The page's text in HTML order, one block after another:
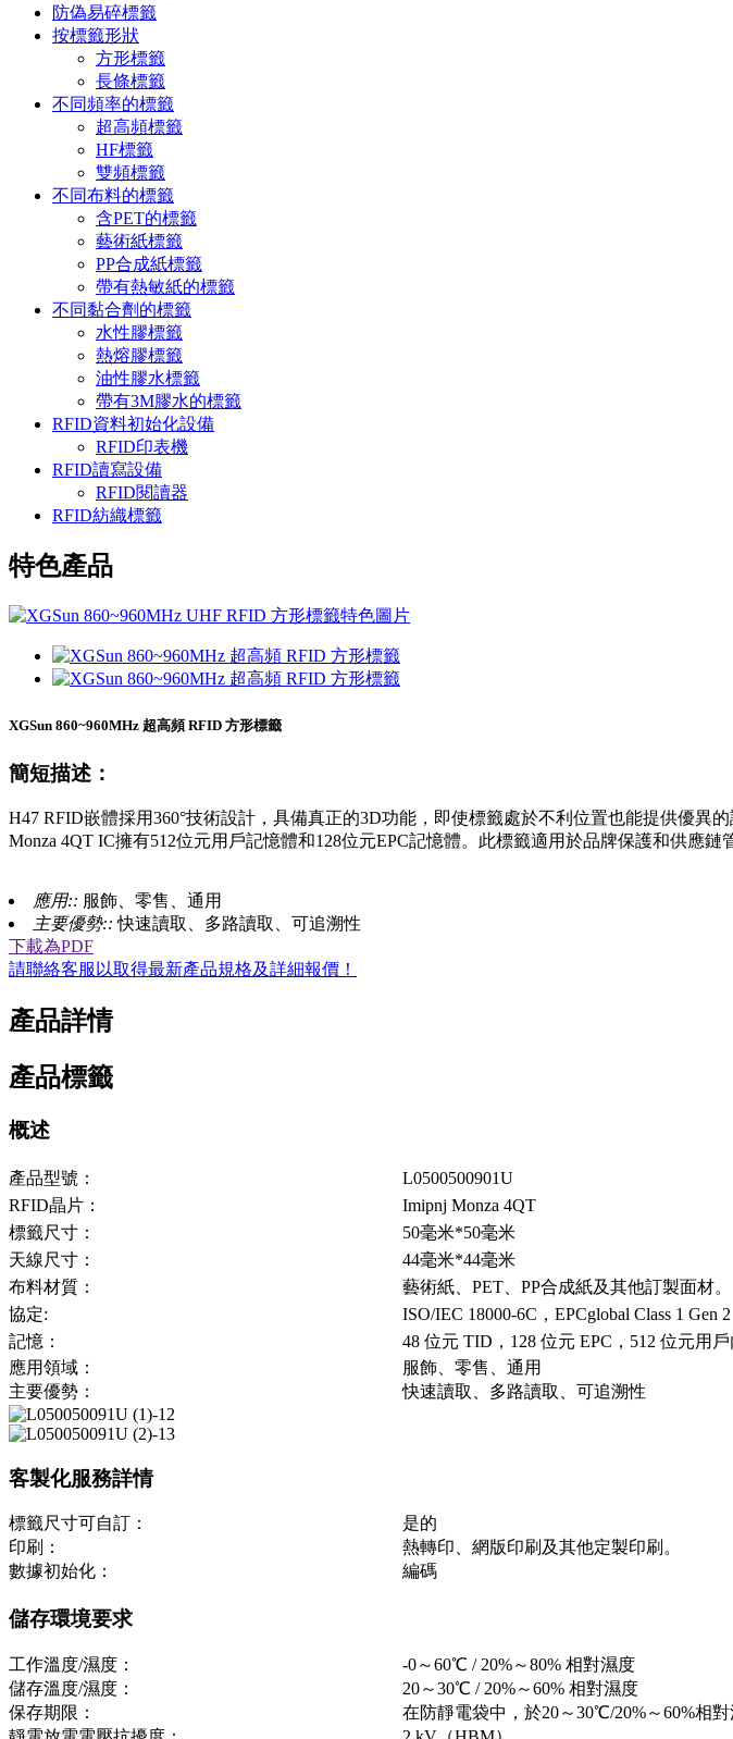
防偽易碎標籤
按標籤形狀
方形標籤
長條標籤
不同頻率的標籤
超高頻標籤
HF標籤
雙頻標籤
不同布料的標籤
含PET的標籤
藝術紙標籤
PP合成紙標籤
帶有熱敏紙的標籤
不同黏合劑的標籤
水性膠標籤
熱熔膠標籤
油性膠水標籤
帶有3M膠水的標籤
RFID資料初始化設備
RFID印表機
RFID讀寫設備
RFID閱讀器
RFID紡織標籤
特色產品
XGSun 860~960MHz 超高頻 RFID 方形標籤
簡短描述：
H47 RFID嵌體採用360°技術設計，具備真正的3D功能，即使標籤處於不利位置也能提供優異
Monza 4QT IC擁有512位元用戶記憶體和128位元EPC記憶體。此標籤適用於品牌保護和供應鏈
應用:: 服飾、零售、通用
主要優勢::快速讀取、多路讀取、可追溯性
下載為PDF
請聯絡客服以取得最新產品規格及詳細報價！
產品詳情
產品標籤
概述
產品型號：
L0500500901U
RFID晶片：
Imipnj Monza 4QT
標籤尺寸：
50毫米*50毫米
天線尺寸：
44毫米*44毫米
布料材質：
藝術紙、PET、PP合成紙及其他訂製面材。
協定:
ISO/IEC 18000-6C，EPCglobal Class 1 Gen 2
記憶：
48 位元 TID，128 位元 EPC，512 位元用
應用領域：
服飾、零售、通用
主要優勢：
快速讀取、多路讀取、可追溯性
客製化服務詳情
標籤尺寸可自訂：
是的
印刷：
熱轉印、網版印刷及其他定製印刷。
數據初始化：
編碼
儲存環境要求
工作溫度/濕度：
-0～60℃ / 20%～80% 相對濕度
儲存溫度/濕度：
20～30℃ / 20%～60% 相對濕度
保存期限：
在防靜電袋中，於20～30℃/20%～60%相對